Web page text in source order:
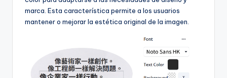
marca. Esta característica permite a los usuarios
mantener o mejorar la estética original de la imagen.